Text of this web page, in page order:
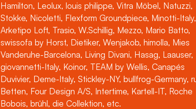
Hamilton, Leolux, louis philippe, Vitra Möbel, Natuzzi,
Stokke, Nicoletti, Flexform Groundpiece, Minotti-Italy,
Arketipo Loft, Trasio, W.Schillig, Mezzo, Mario Batto,
swissofa by Horst, Dietiker, Wenjakob, himolla, Mies
Vanderuhe-Barcelona, Living Divani, Hasag, Laauser,
giovannetti-Italy, Koinor, TEAM by Wellis, Canapés
Duvivier, Deme-Italy, Stickley-NY, bullfrog-Germany,
Betten, Four Design A/S, Intertime, Kartell-IT, Roche
Bobois, brühl, die Collektion, etc.